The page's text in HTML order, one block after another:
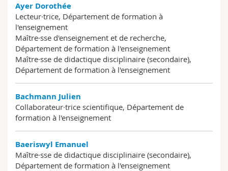
Ayer Dorothée
Lecteur·trice, Département de formation à
l'enseignement
Maître·sse d'enseignement et de recherche,
Département de formation à l'enseignement
Maître·sse de didactique disciplinaire (secondaire),
Département de formation à l'enseignement
Bachmann Julien
Collaborateur·trice scientifique, Département de
formation à l'enseignement
Baeriswyl Emanuel
Maître·sse de didactique disciplinaire (secondaire),
Département de formation à l'enseignement